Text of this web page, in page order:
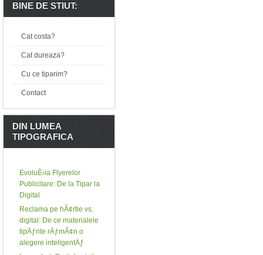
BINE DE STIUT:
Cat costa?
Cat dureaza?
Cu ce tiparim?
Contact
DIN LUMEA
TIPOGRAFICA
EvoluÈ›ia Flyerelor
Publicitare: De la Tipar la
Digital
Reclama pe hÃ¢rtie vs.
digital: De ce materialele
tipÄƒrite rÄƒmÃ¢n o
alegere inteligentÄƒ